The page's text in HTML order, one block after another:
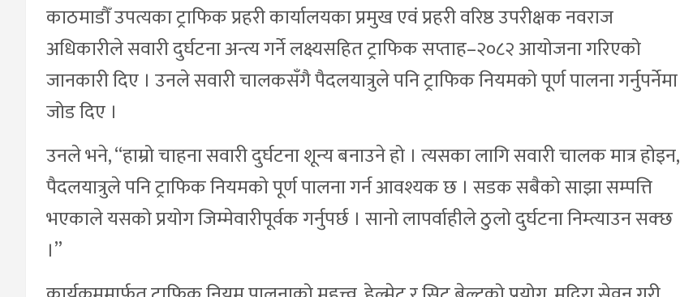
काठमाडौँ उपत्यका ट्राफिक प्रहरी कार्यालयका प्रमुख एवं प्रहरी वरिष्ठ उपरीक्षक नवराज
अधिकारीले सवारी दुर्घटना अन्त्य गर्ने लक्ष्यसहित ट्राफिक सप्ताह–२०८२ आयोजना गरिएको
जानकारी दिए । उनले सवारी चालकसँगै पैदलयात्रुले पनि ट्राफिक नियमको पूर्ण पालना गर्नुपर्नेमा
जोड दिए ।
उनले भने, “हाम्रो चाहना सवारी दुर्घटना शून्य बनाउने हो । त्यसका लागि सवारी चालक मात्र होइन,
पैदलयात्रुले पनि ट्राफिक नियमको पूर्ण पालना गर्न आवश्यक छ । सडक सबैको साझा सम्पत्ति
भएकाले यसको प्रयोग जिम्मेवारीपूर्वक गर्नुपर्छ । सानो लापर्वाहीले ठुलो दुर्घटना निम्त्याउन सक्छ
।”